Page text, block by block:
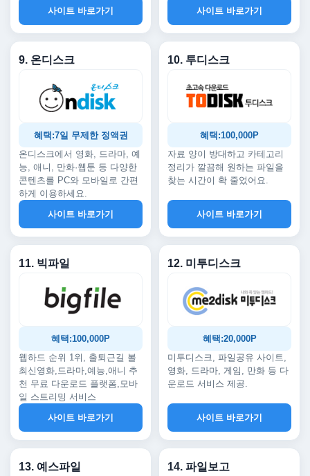
사이트 바로가기
사이트 바로가기
9. 온디스크
혜택:7일 무제한 정액권
온디스크에서 영화, 드라마, 예
능, 애니, 만화·웹툰 등 다양한
콘텐츠를 PC와 모바일로 간편
하게 이용하세요.
사이트 바로가기
10. 투디스크
혜택:100,000P
자료 양이 방대하고 카테고리
정리가 깔끔해 원하는 파일을
찾는 시간이 확 줄었어요.
사이트 바로가기
11. 빅파일
혜택:100,000P
웹하드 순위 1위, 출퇴근길 볼
최신영화,드라마,예능,애니 추
천 무료 다운로드 플랫폼,모바
일 스트리밍 서비스
사이트 바로가기
12. 미투디스크
혜택:20,000P
미투디스크, 파일공유 사이트,
영화, 드라마, 게임, 만화 등 다
운로드 서비스 제공.
사이트 바로가기
13. 예스파일 14. 파일보고